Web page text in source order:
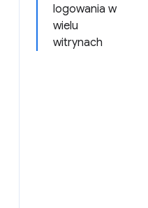
logowania w
wielu
witrynach